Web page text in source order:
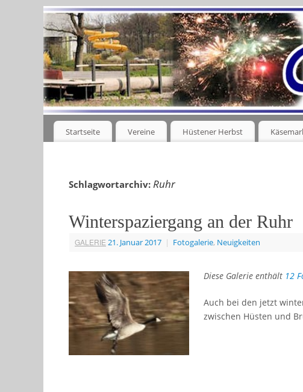
Startseite Vereine Hüstener Herbst
Schlagwortarchiv:Ruhr
Winterspaziergang an der Ruhr
GALERIE 21. Januar 2017 | Fotogalerie, Neuigkeiten
Diese Galerie enthält 12
Auch bei den jetzt
zwischen Hüsten und